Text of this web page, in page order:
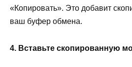
«Копировать». Это добавит
ваш буфер обмена.
4. Вставьте скопированную